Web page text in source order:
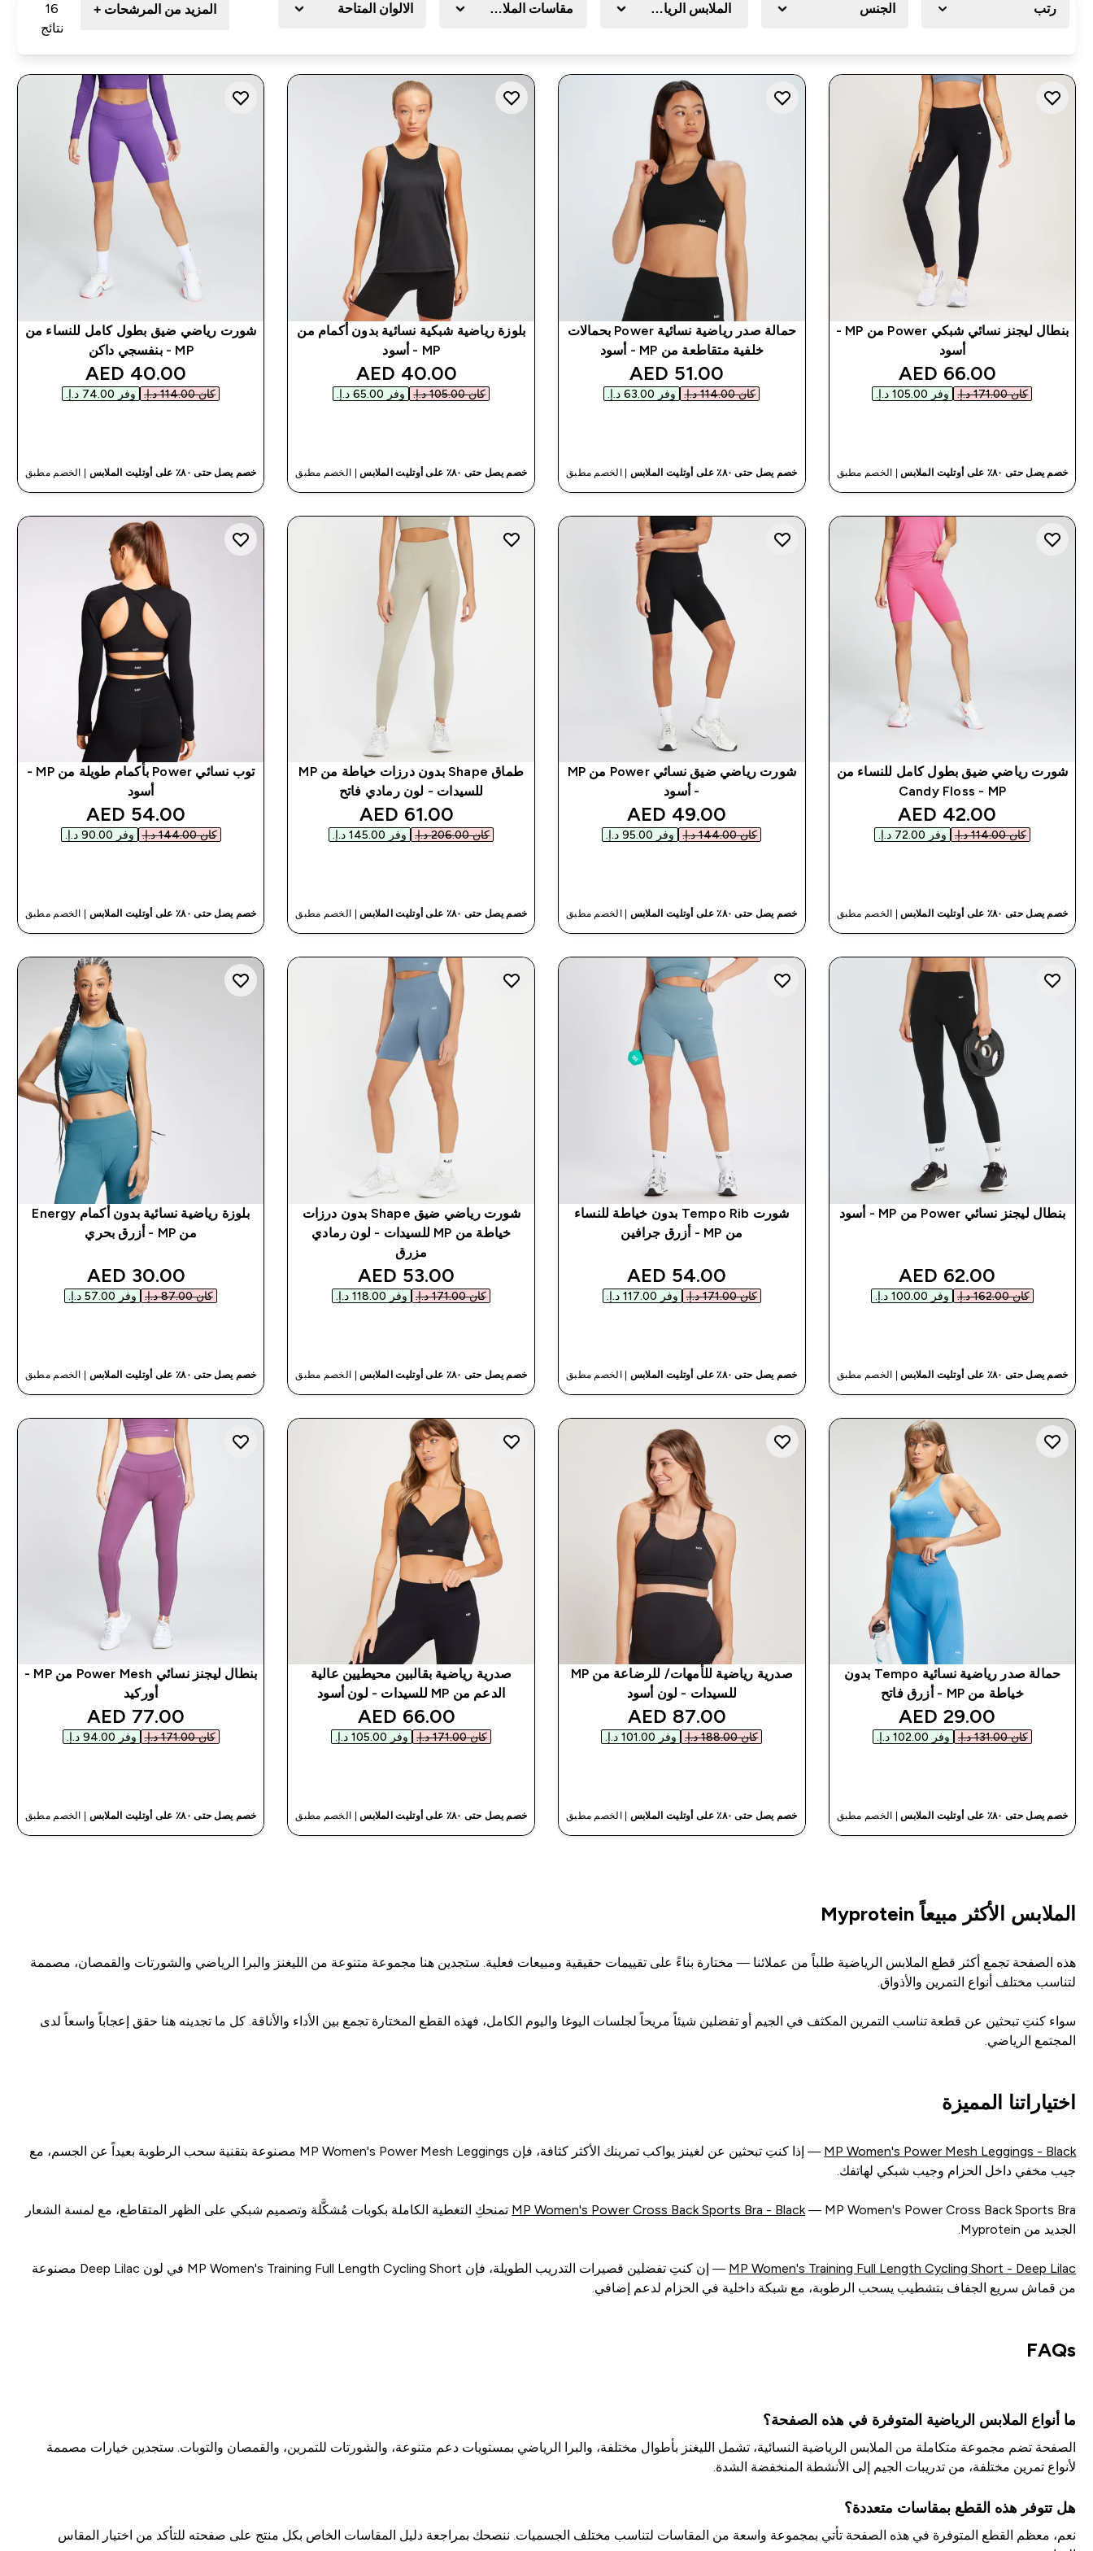
رتب الجنس الملابس الرياضية مقاسات الملابس الالوان المتاحة المزيد من المرشحات +
16
نتائج
بنطال ليجنز نسائي شبكي Power من MP -
أسود
discounted price
66.00 AED‎
كان ‏171.00 د.إ.‏‎ وفر ‏105.00 د.إ.‏‎
خصم يصل حتى ٨٠٪ على أوتليت الملابس | الخصم مطبق
حمالة صدر رياضية نسائية Power بحمالات
خلفية متقاطعة من MP - أسود
discounted price
51.00 AED‎
كان ‏114.00 د.إ.‏‎ وفر ‏63.00 د.إ.‏‎
خصم يصل حتى ٨٠٪ على أوتليت الملابس | الخصم مطبق
بلوزة رياضية شبكية نسائية بدون أكمام من
MP - أسود
discounted price
40.00 AED‎
كان ‏105.00 د.إ.‏‎ وفر ‏65.00 د.إ.‏‎
خصم يصل حتى ٨٠٪ على أوتليت الملابس | الخصم مطبق
شورت رياضي ضيق بطول كامل للنساء من
MP - بنفسجي داكن
discounted price
40.00 AED‎
كان ‏114.00 د.إ.‏‎ وفر ‏74.00 د.إ.‏‎
خصم يصل حتى ٨٠٪ على أوتليت الملابس | الخصم مطبق
شورت رياضي ضيق بطول كامل للنساء من
MP‏ - Candy Floss
discounted price
42.00 AED‎
كان ‏114.00 د.إ.‏‎ وفر ‏72.00 د.إ.‏‎
خصم يصل حتى ٨٠٪ على أوتليت الملابس | الخصم مطبق
شورت رياضي ضيق نسائي Power من MP
- أسود
discounted price
49.00 AED‎
كان ‏144.00 د.إ.‏‎ وفر ‏95.00 د.إ.‏‎
خصم يصل حتى ٨٠٪ على أوتليت الملابس | الخصم مطبق
طماق Shape بدون درزات خياطة من MP
للسيدات - لون رمادي فاتح
discounted price
61.00 AED‎
كان ‏206.00 د.إ.‏‎ وفر ‏145.00 د.إ.‏‎
خصم يصل حتى ٨٠٪ على أوتليت الملابس | الخصم مطبق
توب نسائي Power بأكمام طويلة من MP -
أسود
discounted price
54.00 AED‎
كان ‏144.00 د.إ.‏‎ وفر ‏90.00 د.إ.‏‎
خصم يصل حتى ٨٠٪ على أوتليت الملابس | الخصم مطبق
بنطال ليجنز نسائي Power من MP - أسود
discounted price
62.00 AED‎
كان ‏162.00 د.إ.‏‎ وفر ‏100.00 د.إ.‏‎
خصم يصل حتى ٨٠٪ على أوتليت الملابس | الخصم مطبق
شورت Tempo Rib بدون خياطة للنساء
من MP - أزرق جرافين
discounted price
54.00 AED‎
كان ‏171.00 د.إ.‏‎ وفر ‏117.00 د.إ.‏‎
خصم يصل حتى ٨٠٪ على أوتليت الملابس | الخصم مطبق
شورت رياضي ضيق Shape بدون درزات
خياطة من MP للسيدات - لون رمادي
مزرق
discounted price
53.00 AED‎
كان ‏171.00 د.إ.‏‎ وفر ‏118.00 د.إ.‏‎
خصم يصل حتى ٨٠٪ على أوتليت الملابس | الخصم مطبق
بلوزة رياضية نسائية بدون أكمام Energy
من MP - أزرق بحري
discounted price
30.00 AED‎
كان ‏87.00 د.إ.‏‎ وفر ‏57.00 د.إ.‏‎
خصم يصل حتى ٨٠٪ على أوتليت الملابس | الخصم مطبق
حمالة صدر رياضية نسائية Tempo بدون
خياطة من MP - أزرق فاتح
discounted price
29.00 AED‎
كان ‏131.00 د.إ.‏‎ وفر ‏102.00 د.إ.‏‎
خصم يصل حتى ٨٠٪ على أوتليت الملابس | الخصم مطبق
صدرية رياضية للأمهات/ للرضاعة من MP
للسيدات - لون أسود
discounted price
87.00 AED‎
كان ‏188.00 د.إ.‏‎ وفر ‏101.00 د.إ.‏‎
خصم يصل حتى ٨٠٪ على أوتليت الملابس | الخصم مطبق
صدرية رياضية بقالبين محيطيين عالية
الدعم من MP للسيدات - لون أسود
discounted price
66.00 AED‎
كان ‏171.00 د.إ.‏‎ وفر ‏105.00 د.إ.‏‎
خصم يصل حتى ٨٠٪ على أوتليت الملابس | الخصم مطبق
بنطال ليجنز نسائي Power Mesh من MP -
أوركيد
discounted price
77.00 AED‎
كان ‏171.00 د.إ.‏‎ وفر ‏94.00 د.إ.‏‎
خصم يصل حتى ٨٠٪ على أوتليت الملابس | الخصم مطبق
الملابس الأكثر مبيعاً Myprotein
هذه الصفحة تجمع أكثر قطع الملابس الرياضية طلباً من عملائنا — مختارة بناءً على تقييمات حقيقية ومبيعات فعلية. ستجدين هنا مجموعة متنوعة من الليغنز والبرا الرياضي والشورتات والقمصان، مصممة
لتناسب مختلف أنواع التمرين والأذواق.
سواء كنتِ تبحثين عن قطعة تناسب التمرين المكثف في الجيم أو تفضلين شيئاً مريحاً لجلسات اليوغا واليوم الكامل، فهذه القطع المختارة تجمع بين الأداء والأناقة. كل ما تجدينه هنا حقق إعجاباً واسعاً لدى
المجتمع الرياضي.
اختياراتنا المميزة
MP Women's Power Mesh Leggings - Black
— إذا كنتِ تبحثين عن لغينز يواكب تمرينك الأكثر كثافة، فإن MP Women's Power Mesh Leggings مصنوعة بتقنية سحب الرطوبة بعيداً عن الجسم، مع
جيب مخفي داخل الحزام وجيب شبكي لهاتفك.
MP Women's Power Cross Back Sports Bra - Black — MP Women's Power Cross Back Sports Bra تمنحكِ التغطية الكاملة بكوبات مُشكَّلة وتصميم شبكي على الظهر المتقاطع، مع لمسة الشعار
الجديد من Myprotein.
MP Women's Training Full Length Cycling Short - Deep Lilac
— إن كنتِ تفضلين قصيرات التدريب الطويلة، فإن MP Women's Training Full Length Cycling Short في لون Deep Lilac مصنوعة
من قماش سريع الجفاف بتشطيب يسحب الرطوبة، مع شبكة داخلية في الحزام لدعم إضافي.
FAQs
ما أنواع الملابس الرياضية المتوفرة في هذه الصفحة؟
الصفحة تضم مجموعة متكاملة من الملابس الرياضية النسائية، تشمل الليغنز بأطوال مختلفة، والبرا الرياضي بمستويات دعم متنوعة، والشورتات للتمرين، والقمصان والتوبات. ستجدين خيارات مصممة
لأنواع تمرين مختلفة، من تدريبات الجيم إلى الأنشطة المنخفضة الشدة.
هل تتوفر هذه القطع بمقاسات متعددة؟
نعم، معظم القطع المتوفرة في هذه الصفحة تأتي بمجموعة واسعة من المقاسات لتناسب مختلف الجسميات. ننصحك بمراجعة دليل المقاسات الخاص بكل منتج على صفحته للتأكد من اختيار المقاس